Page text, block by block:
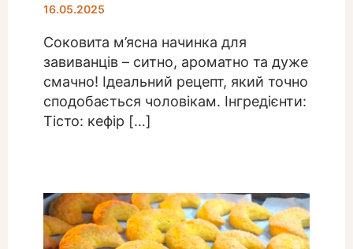
16.05.2025
Соковита м’ясна начинка для
завиванців – ситно, ароматно та дуже
смачно! Ідеальний рецепт, який точно
сподобається чоловікам. Інгредієнти:
Тісто: кефір […]